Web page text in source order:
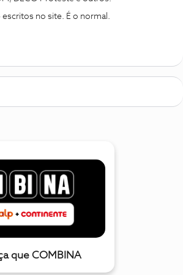
escritos no site. É o normal.
que COMBINA